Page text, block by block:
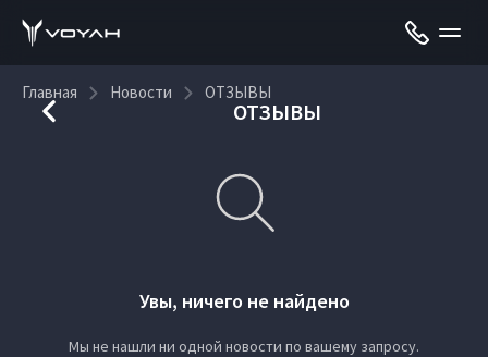
Главная Новости ОТЗЫВЫ
ОТЗЫВЫ
Увы, ничего не найдено
Мы не нашли ни одной новости по вашему запросу.